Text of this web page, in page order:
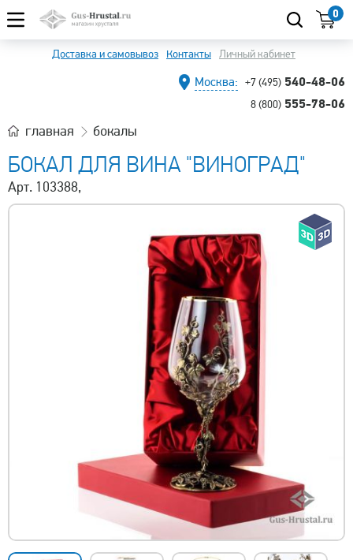
0
Доставка и самовывоз Контакты Личный кабинет
Москва: +7 (495) 540-48-06
8 (800) 555-78-06
главная бокалы
БОКАЛ ДЛЯ ВИНА "ВИНОГРАД"
Арт. 103388,